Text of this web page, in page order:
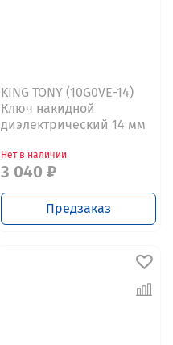
KING TONY (10G0VE-14)
Ключ накидной
диэлектрический 14 мм
Нет в наличии
3 040 ₽
Предзаказ